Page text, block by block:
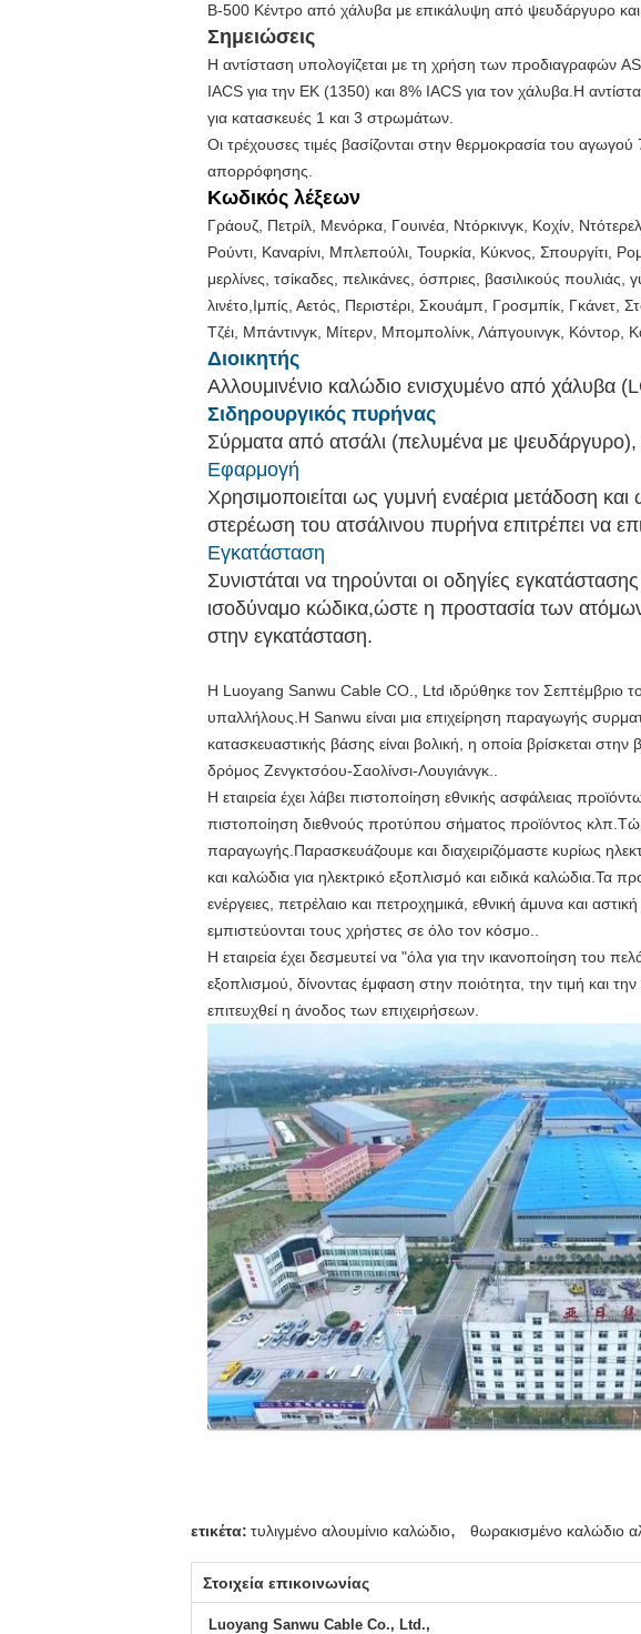
Β-500 Κέντρο από χάλυβα με επικάλυψη από ψευδάργυρο και
Σημειώσεις
Η αντίσταση υπολογίζεται με τη χρήση των προδιαγραφών
IACS για την ΕΚ (1350) και 8% IACS για τον χάλυβα.Η
για κατασκευές 1 και 3 στρωμάτων.
Οι τρέχουσες τιμές βασίζονται στην θερμοκρασία του
απορρόφησης.
Κωδικός λέξεων
Γράουζ, Πετρίλ, Μενόρκα, Γουινέα, Ντόρκινγκ, Κοχίν,
Ρούντι, Καναρίνι, Μπλεπούλι, Τουρκία, Κύκνος, Σπουργίτι,
μερλίνες, τσίκαδες, πελικάνες, όσπριες, βασιλικούς
λινέτο,Ιμπίς, Αετός, Περιστέρι, Σκουάμπ, Γροσμπίκ,
Τζέι, Μπάντινγκ, Μίτερν, Μπομπολίνκ, Λάπγουινγκ, Κόντορ,
Διοικητής
Αλλουμινένιο καλώδιο ενισχυμένο από χάλυβα
Σιδηρουργικός πυρήνας
Σύρματα από ατσάλι (πελυμένα με ψευδάργυρο),
Εφαρμογή
Χρησιμοποιείται ως γυμνή εναέρια μετάδοση
στερέωση του ατσάλινου πυρήνα επιτρέπει να
Εγκατάσταση
Συνιστάται να τηρούνται οι οδηγίες
ισοδύναμο κώδικα,ώστε η προστασία των ατόμων
στην εγκατάσταση.
Η Luoyang Sanwu Cable CO., Ltd ιδρύθηκε τον Σεπτέμβριο
υπαλλήλους.Η Sanwu είναι μια επιχείρηση παραγωγής
κατασκευαστικής βάσης είναι βολική, η οποία βρίσκεται
δρόμος Ζενγκτσόου-Σαολίνσι-Λουγιάνγκ..
Η εταιρεία έχει λάβει πιστοποίηση εθνικής ασφάλειας
πιστοποίηση διεθνούς προτύπου σήματος προϊόντος
παραγωγής.Παρασκευάζουμε και διαχειριζόμαστε κυρίως
και καλώδια για ηλεκτρικό εξοπλισμό και ειδικά καλώδια.Τα
ενέργειες, πετρέλαιο και πετροχημικά, εθνική άμυνα και
εμπιστεύονται τους χρήστες σε όλο τον κόσμο..
Η εταιρεία έχει δεσμευτεί να "όλα για την ικανοποίηση του
εξοπλισμού, δίνοντας έμφαση στην ποιότητα, την τιμή και
επιτευχθεί η άνοδος των επιχειρήσεων.
ετικέτα: τυλιγμένο αλουμίνιο καλώδιο, θωρακισμένο καλώδιο
Στοιχεία επικοινωνίας
Luoyang Sanwu Cable Co., Ltd.,